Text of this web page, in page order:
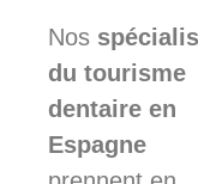
Nos
du tourisme
dentaire en
Espagne